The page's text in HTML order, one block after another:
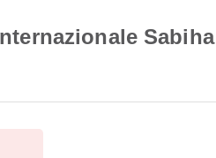
Sabiha